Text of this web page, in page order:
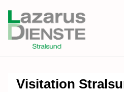
Visitation